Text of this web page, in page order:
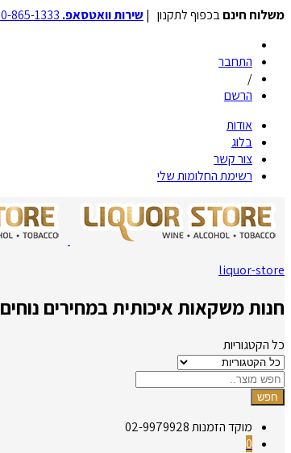
משלוח חינםבכפוף לתקנון | שירות וואטסאפ.
התחבר
/
הרשם
אודות
בלוג
צור קשר
רשימת החלומות שלי
liquor-store
חנות משקאות איכותית במחירים נוחים
כל הקטגוריות
חפש
מוקד הזמנות02-9979928
0